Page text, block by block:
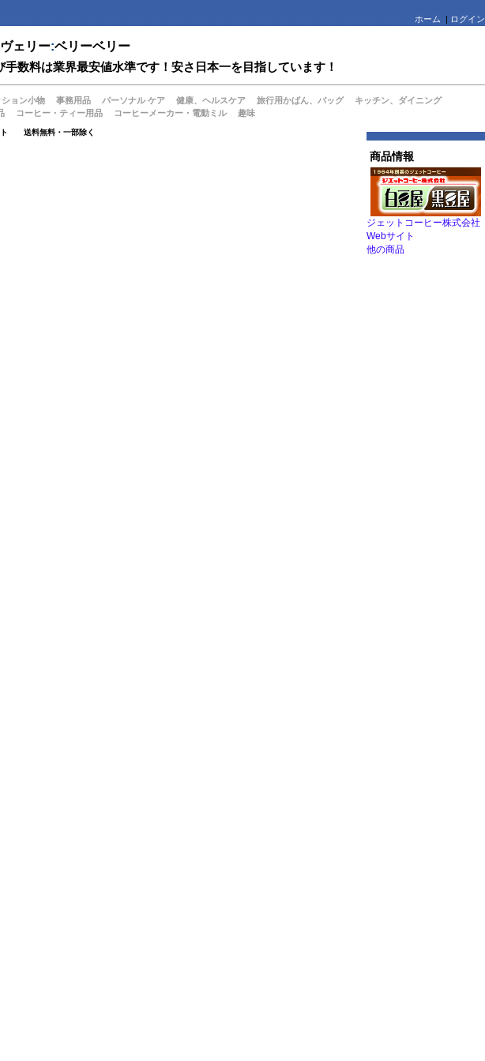
ホーム | ログイン
ェリー:ベリーベリー
数料は業界最安値水準です！安さ日本一を目指しています！
ション小物 事務用品 パーソナル ケア 健康、ヘルスケア 旅行用かばん、バッグ
キッチン、ダイニング
コーヒー・ティー用品 コーヒーメーカー・電動ミル 趣味
ト 送料無料・一部除く
商品情報
ジェットコーヒー株式会社
Webサイト
他の商品